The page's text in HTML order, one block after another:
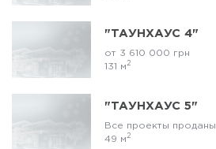
"ТАУНХАУС 4"
от 3 610 000 грн
131 м 2
"ТАУНХАУС 5"
Все проекты проданы
49 м 2